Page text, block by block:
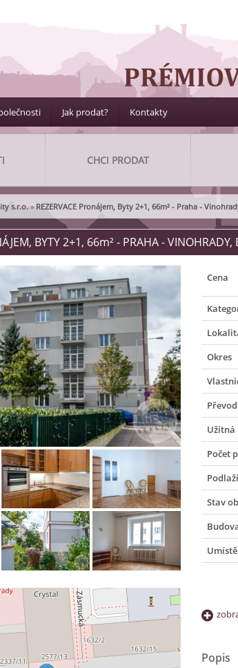
Jak prodat? Kontakty
CHCI PRODAT
s.r.o. » REZERVACE Pronájem, Byty 2+1, 66m² - Praha -
BYTY 2+1, 66m² - PRAHA - VINOHRADY,
Cena
Okres
Užitná
Počet
Stav
Popis